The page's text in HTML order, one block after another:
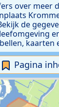
over meer
de
kaarten
Pagina